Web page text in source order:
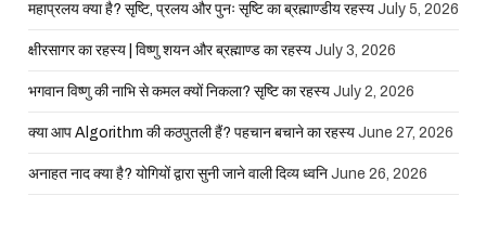
महाप्रलय क्या है? सृष्टि, प्रलय और पुनः सृष्टि का ब्रह्माण्डीय रहस्य July 5, 2026
क्षीरसागर का रहस्य | विष्णु शयन और ब्रह्माण्ड का रहस्य July 3, 2026
भगवान विष्णु की नाभि से कमल क्यों निकला? सृष्टि का रहस्य July 2, 2026
क्या आप Algorithm की कठपुतली हैं? पहचान बचाने का रहस्य June 27, 2026
अनाहत नाद क्या है? योगियों द्वारा सुनी जाने वाली दिव्य ध्वनि June 26, 2026